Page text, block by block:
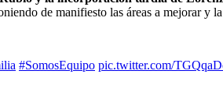
de manifiesto las áreas a mejorar y
#SomosEquipo pic.twitter.com/